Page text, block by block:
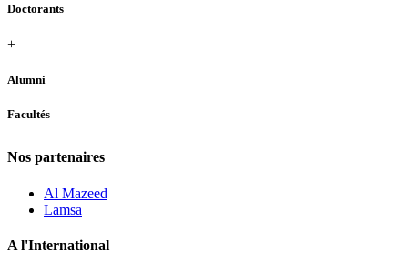
Doctorants
+
Alumni
Facultés
Nos partenaires
Al Mazeed
Lamsa
A l'International